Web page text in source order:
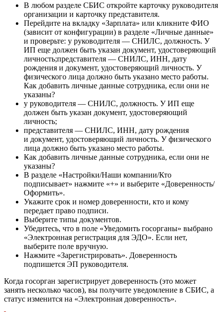
В любом разделе СБИС откройте карточку руководителя
организации и карточку представителя.
Перейдите на вкладку «Зарплата» или кликните ФИО
(зависит от конфигурации) в разделе «Личные данные»
и проверьте: у руководителя — СНИЛС, должность. У
ИП еще должен быть указан документ, удостоверяющий
личность;представителя — СНИЛС, ИНН, дату
рождения и документ, удостоверяющий личность. У
физического лица должно быть указано место работы.
Как добавить личные данные сотрудника, если они не
указаны?
у руководителя — СНИЛС, должность. У ИП еще
должен быть указан документ, удостоверяющий
личность;
представителя — СНИЛС, ИНН, дату рождения
и документ, удостоверяющий личность. У физического
лица должно быть указано место работы.
Как добавить личные данные сотрудника, если они не
указаны?
В разделе «Настройки/Наши компании/Кто
подписывает» нажмите «+» и выберите «Доверенность/
Оформить».
Укажите срок и номер доверенности, кто и кому
передает право подписи.
Выберите типы документов.
Убедитесь, что в поле «Уведомить госорганы» выбрано
«Электронная регистрация для ЭДО». Если нет,
выберите поле вручную.
Нажмите «Зарегистрировать». Доверенность
подпишется ЭП руководителя.
Когда госорган зарегистрирует доверенность (это может
занять несколько часов), вы получите уведомление в СБИС, а
статус изменится на «Электронная доверенность».